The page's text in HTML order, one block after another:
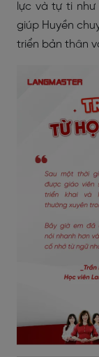
lực và tự ti
giúp Huyền
triển bản thân